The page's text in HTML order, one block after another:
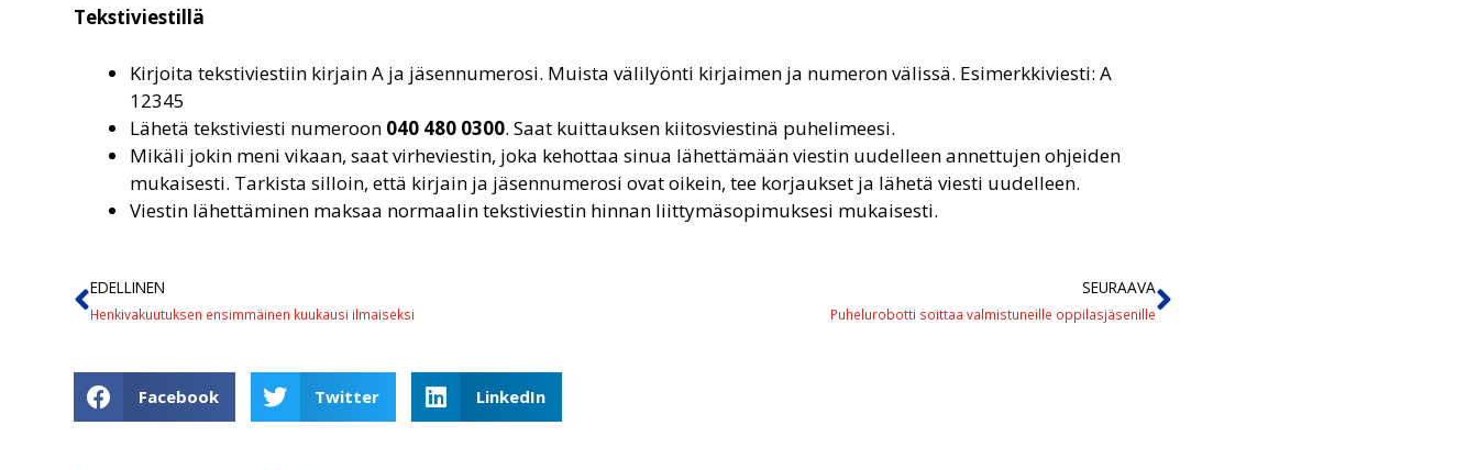
Tekstiviestillä
Kirjoita tekstiviestiin kirjain A ja jäsennumerosi. Muista välilyönti kirjaimen ja numeron välissä. Esimerkkiviesti: A
12345
Lähetä tekstiviesti numeroon 040 480 0300. Saat kuittauksen kiitosviestinä puhelimeesi.
Mikäli jokin meni vikaan, saat virheviestin, joka kehottaa sinua lähettämään viestin uudelleen annettujen ohjeiden
mukaisesti. Tarkista silloin, että kirjain ja jäsennumerosi ovat oikein, tee korjaukset ja lähetä viesti uudelleen.
Viestin lähettäminen maksaa normaalin tekstiviestin hinnan liittymäsopimuksesi mukaisesti.
EDELLINEN
Henkivakuutuksen ensimmäinen kuukausi ilmaiseksi
SEURAAVA
Puhelurobotti soittaa valmistuneille oppilasjäsenille
Facebook Twitter LinkedIn